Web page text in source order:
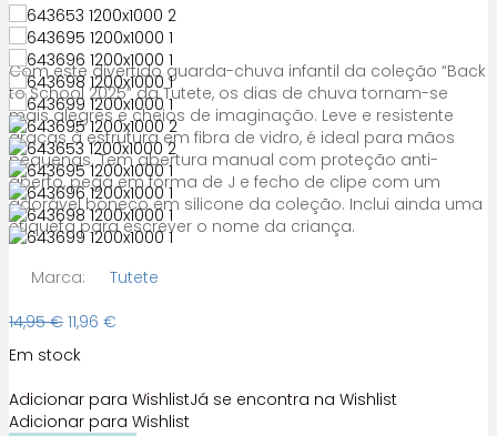
Com este divertido guarda-chuva infantil da coleção “Back
to School 2025” da Tutete, os dias de chuva tornam-se
mais alegres e cheios de imaginação. Leve e resistente
graças à estrutura em fibra de vidro, é ideal para mãos
pequenas. Tem abertura manual com proteção anti-
aperto, pega em forma de J e fecho de clipe com um
adorável boneco em silicone da coleção. Inclui ainda uma
etiqueta para escrever o nome da criança.
Marca:
Tutete
14,95€ O
original
14,95 €.
11,96 €
11,96 €.
Em stock
Adicionar para WishlistJá se encontra na Wishlist
Adicionar para Wishlist